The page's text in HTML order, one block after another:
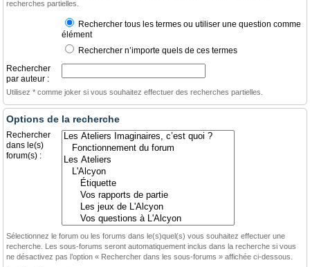
recherches partielles.
Rechercher tous les termes ou utiliser une question comme
élément
Rechercher n’importe quels de ces termes
Rechercher
par auteur :
Utilisez * comme joker si vous souhaitez effectuer des recherches partielles.
Options de la recherche
Rechercher
dans le(s)
forum(s) :
Sélectionnez le forum ou les forums dans le(s)quel(s) vous souhaitez effectuer une
recherche. Les sous-forums seront automatiquement inclus dans la recherche si vous
ne désactivez pas l’option « Rechercher dans les sous-forums » affichée ci-dessous.